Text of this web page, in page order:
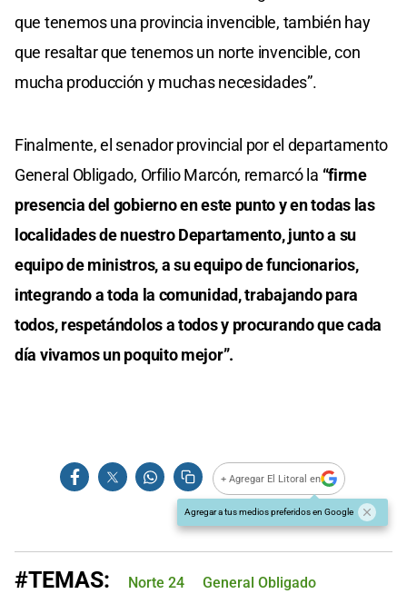
que tenemos una provincia invencible, también hay
que resaltar que tenemos un norte invencible, con
mucha producción y muchas necesidades”.
Finalmente, el senador provincial por el departamento
General Obligado, Orfilio Marcón, remarcó la “firme
presencia del gobierno en este punto y en todas las
localidades de nuestro Departamento, junto a su
equipo de ministros, a su equipo de funcionarios,
integrando a toda la comunidad, trabajando para
todos, respetándolos a todos y procurando que cada
día vivamos un poquito mejor”.
+ Agregar El Litoral en
Agregar a tus medios preferidos en Google
#TEMAS: Norte 24 General Obligado